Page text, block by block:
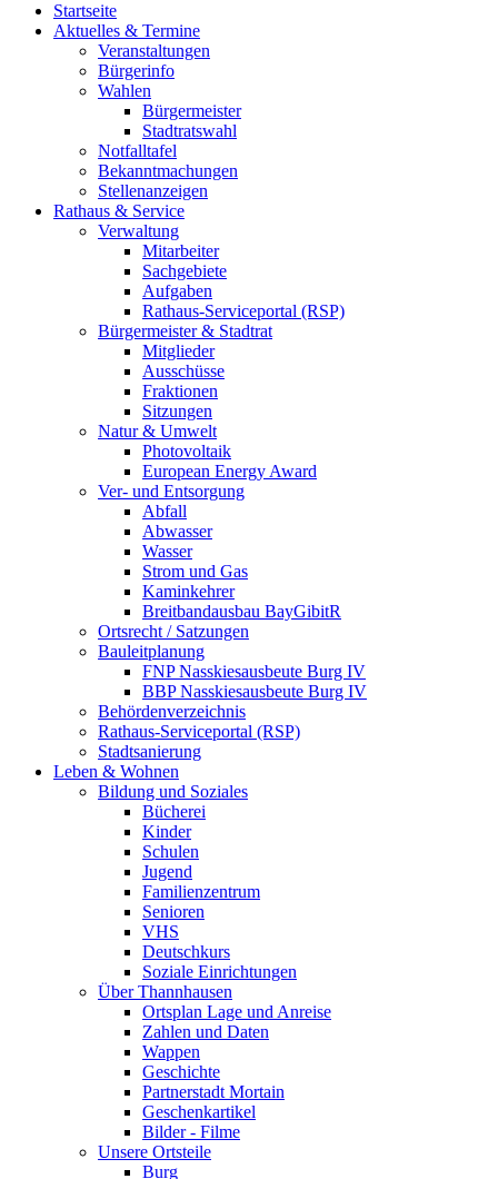
Startseite
Aktuelles & Termine
Veranstaltungen
Bürgerinfo
Wahlen
Bürgermeister
Stadtratswahl
Notfalltafel
Bekanntmachungen
Stellenanzeigen
Rathaus & Service
Verwaltung
Mitarbeiter
Sachgebiete
Aufgaben
Rathaus-Serviceportal (RSP)
Bürgermeister & Stadtrat
Mitglieder
Ausschüsse
Fraktionen
Sitzungen
Natur & Umwelt
Photovoltaik
European Energy Award
Ver- und Entsorgung
Abfall
Abwasser
Wasser
Strom und Gas
Kaminkehrer
Breitbandausbau BayGibitR
Ortsrecht / Satzungen
Bauleitplanung
FNP Nasskiesausbeute Burg IV
BBP Nasskiesausbeute Burg IV
Behördenverzeichnis
Rathaus-Serviceportal (RSP)
Stadtsanierung
Leben & Wohnen
Bildung und Soziales
Bücherei
Kinder
Schulen
Jugend
Familienzentrum
Senioren
VHS
Deutschkurs
Soziale Einrichtungen
Über Thannhausen
Ortsplan Lage und Anreise
Zahlen und Daten
Wappen
Geschichte
Partnerstadt Mortain
Geschenkartikel
Bilder - Filme
Unsere Ortsteile
Burg